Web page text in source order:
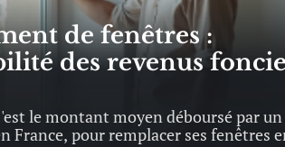
de fenêtres :
des revenus
le montant moyen déboursé par un
France, pour remplacer ses fenêtres